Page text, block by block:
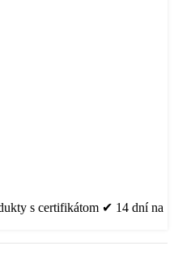
s certifikátom ✔ 14 dní na